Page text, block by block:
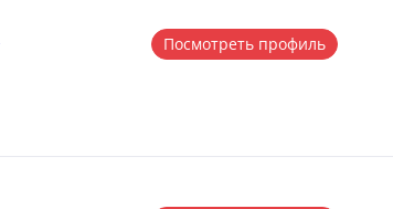
Посмотреть профиль